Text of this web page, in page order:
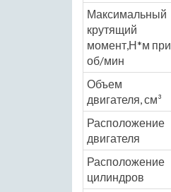
Максимальный
крутящий
момент,Н*м при
об/мин
Объем
двигателя, см³
Расположение
двигателя
Расположение
цилиндров